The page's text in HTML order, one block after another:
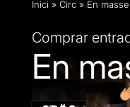
Inici » Circ » En masse
Comprar
En